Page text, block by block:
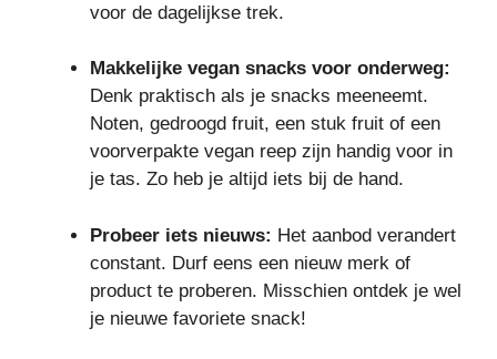
voor de dagelijkse trek.
Makkelijke vegan snacks voor onderweg:
Denk praktisch als je snacks meeneemt.
Noten, gedroogd fruit, een stuk fruit of een
voorverpakte vegan reep zijn handig voor in
je tas. Zo heb je altijd iets bij de hand.
Probeer iets nieuws: Het aanbod verandert
constant. Durf eens een nieuw merk of
product te proberen. Misschien ontdek je wel
je nieuwe favoriete snack!